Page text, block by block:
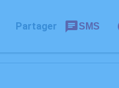
Partager SMS